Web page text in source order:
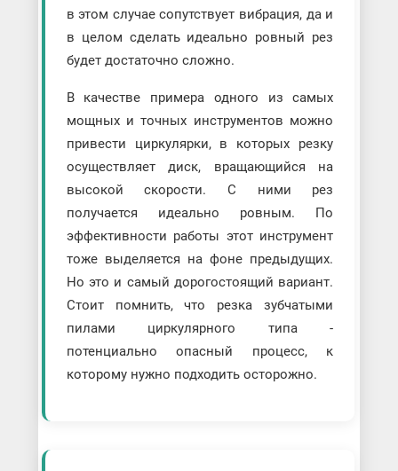
в этом случае сопутствует вибрация, да и
в целом сделать идеально ровный рез
будет достаточно сложно.
В качестве примера одного из самых
мощных и точных инструментов можно
привести циркулярки, в которых резку
осуществляет диск, вращающийся на
высокой скорости. С ними рез
получается идеально ровным. По
эффективности работы этот инструмент
тоже выделяется на фоне предыдущих.
Но это и самый дорогостоящий вариант.
Стоит помнить, что резка зубчатыми
пилами циркулярного типа -
потенциально опасный процесс, к
которому нужно подходить осторожно.